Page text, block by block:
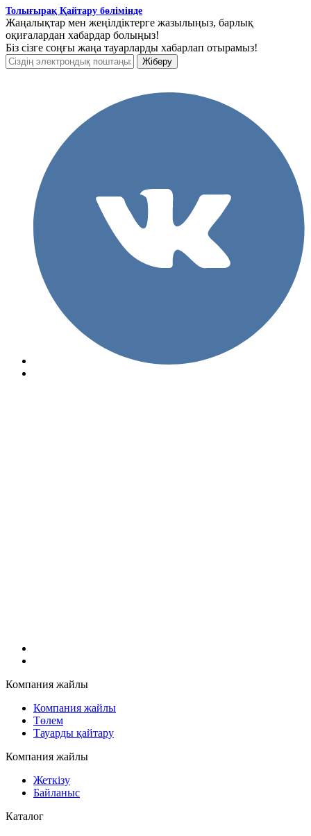
Толығырақ Қайтару бөлімінде
Жаңалықтар мен жеңілдіктерге жазылыңыз, барлық
оқиғалардан хабардар болыңыз!
Біз сізге соңғы жаңа тауарларды хабарлап отырамыз!
Компания жайлы
Компания жайлы
Төлем
Тауарды қайтару
Компания жайлы
Жеткізу
Байланыс
Каталог